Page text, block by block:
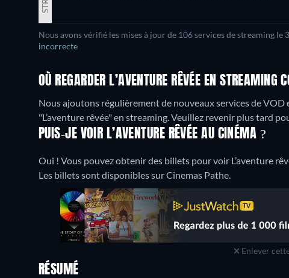
Nous avons vérifié les mises à jour de 106 services de streaming le
incorrecte
OÙ REGARDER L’AVENTURE RÊVÉE EN STREAMING
Nous ajoutons régulièrement de nouveaux services de
"L’aventure rêvée" en streaming. Veuillez revenir plus tard
PUIS-JE VOIR L’AVENTURE RÊVÉE AU CINÉMA ?
Oui ! Vous pouvez obtenir des billets pour voir L’aventure
Les billets sont disponibles sur Cinemas Pathe.
Enlever
RÉSUMÉ